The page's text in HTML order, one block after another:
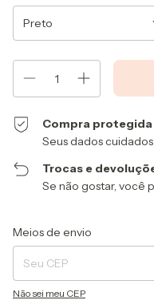
Compra protegida
Seus dados
Trocas e
Se não gostar, você
Entregas para o CEP:
Meios de envio
Não sei meu CEP